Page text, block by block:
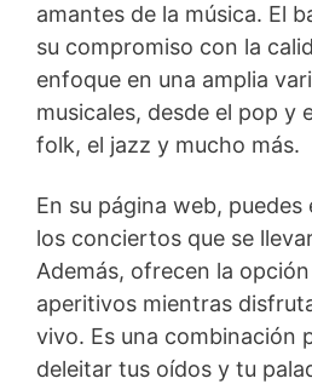
amantes de la música. El
su compromiso con la
enfoque en una amplia
musicales, desde el pop y
folk, el jazz y mucho más.
En su página web,
los conciertos que se
Además, ofrecen la
aperitivos mientras
vivo. Es una combinación
deleitar tus oídos y tu